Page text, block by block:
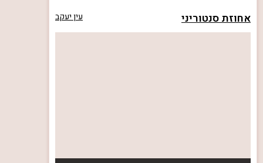
אחוזת סנטוריני עין יעקב